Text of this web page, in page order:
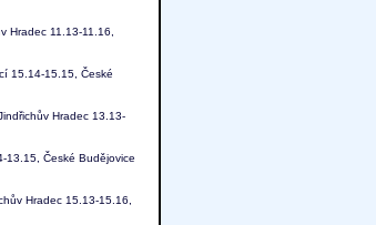
Hradec 11.13-11.16,
15.14-15.15, České
Hradec 13.13-
13.15, České Budějovice
Hradec 15.13-15.16,